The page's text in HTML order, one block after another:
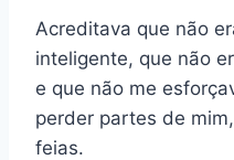
Acreditava que não
inteligente, que não
e que não me
perder partes de
feias.